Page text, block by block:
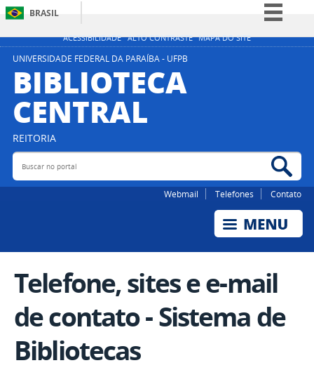
ACESSIBILIDADE ALTO CONTRASTE MAPA DO SITE
BRASIL
Simplifique!
UNIVERSIDADE FEDERAL DA PARAÍBA - UFPB
BIBLIOTECA
CENTRAL
REITORIA
Buscar no portal
Webmail Telefones Contato
Telefone, sites e e-mail
de contato - Sistema de
Bibliotecas